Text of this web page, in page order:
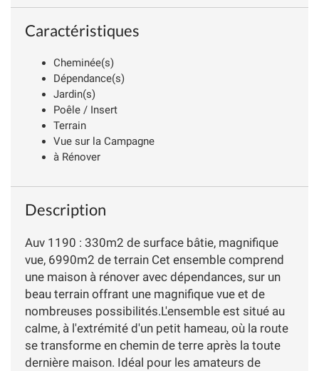
Caractéristiques
Cheminée(s)
Dépendance(s)
Jardin(s)
Poêle / Insert
Terrain
Vue sur la Campagne
à Rénover
Description
Auv 1190 : 330m2 de surface bâtie, magnifique
vue, 6990m2 de terrain Cet ensemble comprend
une maison à rénover avec dépendances, sur un
beau terrain offrant une magnifique vue et de
nombreuses possibilités.L'ensemble est situé au
calme, à l'extrémité d'un petit hameau, où la route
se transforme en chemin de terre après la toute
dernière maison. Idéal pour les amateurs de